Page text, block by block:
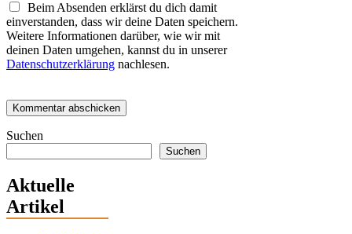
Beim Absenden erklärst du dich damit
einverstanden, dass wir deine Daten speichern.
Weitere Informationen darüber, wie wir mit
deinen Daten umgehen, kannst du in unserer
Datenschutzerklärung nachlesen.
Suchen
Suchen
Aktuelle
Artikel